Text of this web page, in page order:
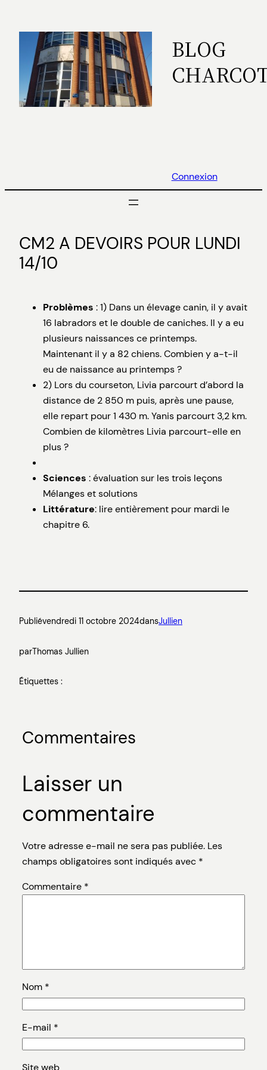
contenu
BLOG
Connexion
CM2 A DEVOIRS POUR LUNDI
14/10
Problèmes : 1) Dans un élevage canin, il y avait
16 labradors et le double de caniches. Il y a eu
plusieurs naissances ce printemps.
Maintenant il y a 82 chiens. Combien y a-t-il
eu de naissance au printemps ?
2) Lors du courseton, Livia parcourt d’abord la
distance de 2 850 m puis, après une pause,
elle repart pour 1 430 m. Yanis parcourt 3,2 km.
Combien de kilomètres Livia parcourt-elle en
plus ?
Sciences : évaluation sur les trois leçons
Mélanges et solutions
Littérature: lire entièrement pour mardi le
chapitre 6.
Publiévendredi 11 octobre 2024dansJullien
parThomas Jullien
Étiquettes :
Commentaires
Laisser un
commentaire
Votre adresse e-mail ne sera pas publiée. Les
champs obligatoires sont indiqués avec *
Commentaire *
Nom *
E-mail *
Site web